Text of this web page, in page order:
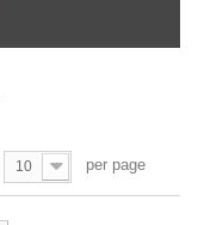
10 per page